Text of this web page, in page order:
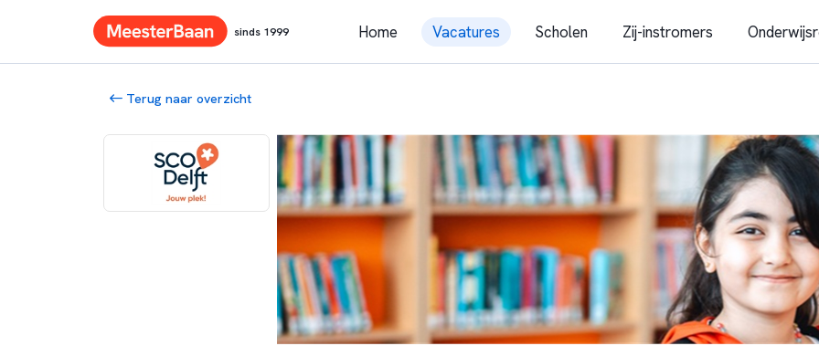
sinds 1999 Home Vacatures Scholen Zij-instromers
Terug naar overzicht